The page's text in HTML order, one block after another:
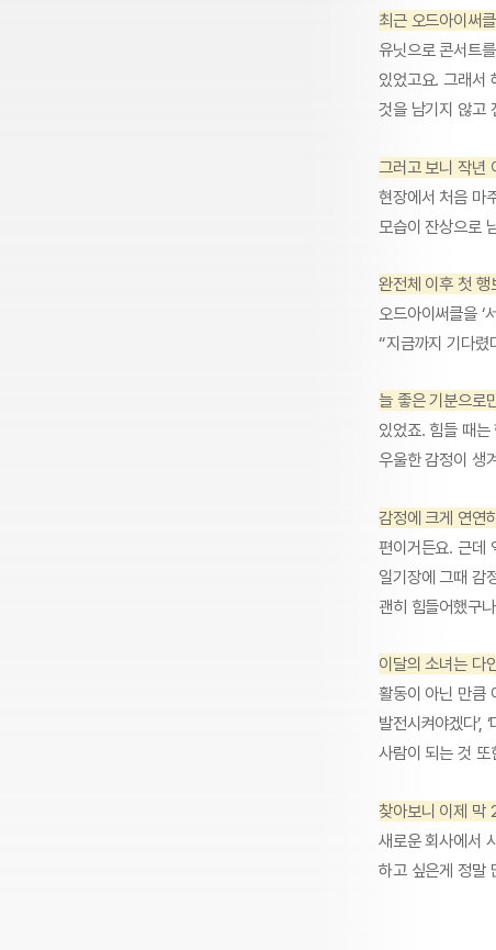
최근 오드아이써
유닛으로 콘서트
있었고요. 그래서
것을 남기지 않고
그러고 보니 작년
현장에서 처음 마
모습이 잔상으로
완전체 이후 첫
오드아이써클을 ‘
“지금까지 기다렸
늘 좋은 기분으로
있었죠. 힘들 때
우울한 감정이 생
감정에 크게 연연
편이거든요. 근데
일기장에 그때 감
괜히 힘들어했구
이달의 소녀는 다
활동이 아닌 만큼
발전시켜야겠다’,
사람이 되는 것 또
찾아보니 이제 막
새로운 회사에서
하고 싶은게 정말